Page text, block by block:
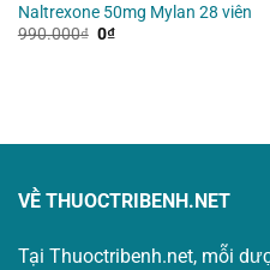
Naltrexone 50mg Mylan 28 viên
990.000₫ Giá
0₫Giá
VỀ THUOCTRIBENH.NET
Tại Thuoctribenh.net, mỗi